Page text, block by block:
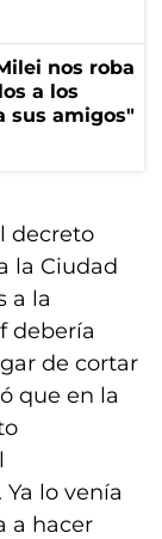
nos roba
a los
sus amigos"
decreto
la Ciudad
a la
debería
de cortar
que en la
lo venía
a hacer